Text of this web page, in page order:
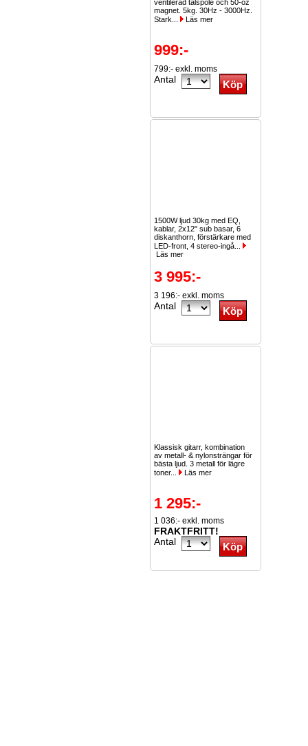
ventilerad talspole och 50-oz
magnet. 5kg. 30Hz - 3000Hz.
Stark...
Läs mer
999:-
799:- exkl. moms
Antal
1500W ljud 30kg med EQ,
kablar, 2x12" sub basar, 6
diskanthorn, förstärkare med
LED-front, 4 stereo-ingå...
Läs mer
3 995:-
3 196:- exkl. moms
Antal
Klassisk gitarr, kombination
av metall- & nylonsträngar för
bästa ljud. 3 metall för lägre
toner...
Läs mer
1 295:-
1 036:- exkl. moms
FRAKTFRITT!
Antal